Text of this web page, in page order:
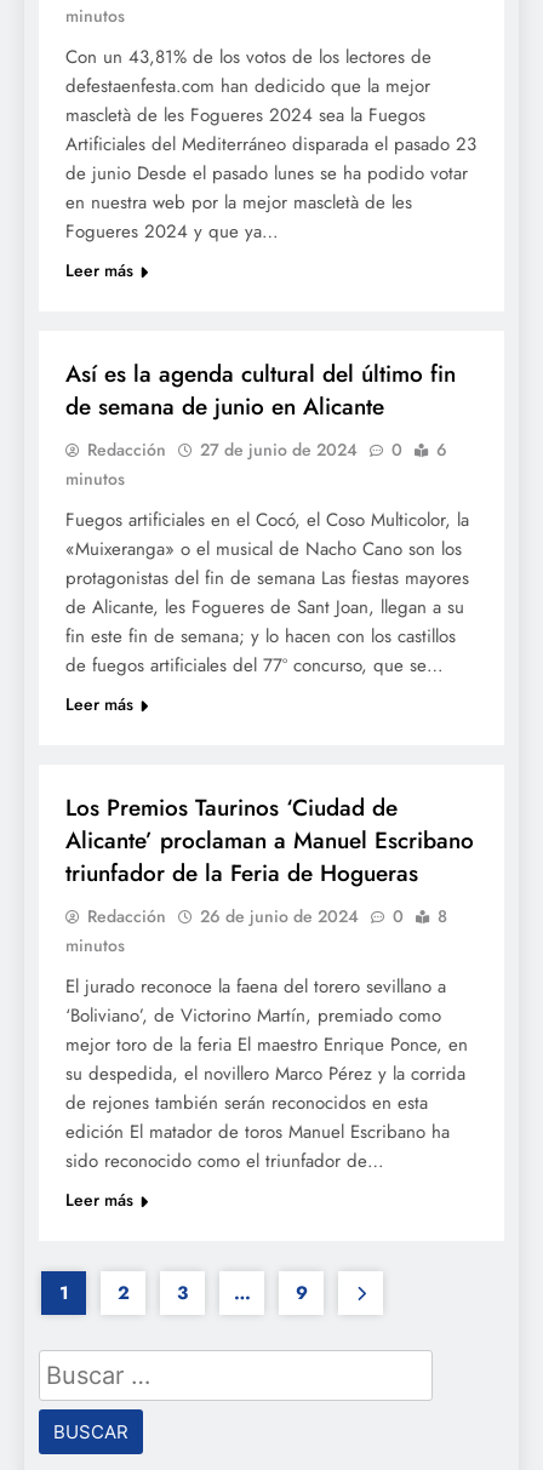
minutos
Con un 43,81% de los votos de los lectores de
defestaenfesta.com han dedicido que la mejor
mascletà de les Fogueres 2024 sea la Fuegos
Artificiales del Mediterráneo disparada el pasado 23
de junio Desde el pasado lunes se ha podido votar
en nuestra web por la mejor mascletà de les
Fogueres 2024 y que ya…
Leer más
Así es la agenda cultural del último fin
de semana de junio en Alicante
Redacción 27 de junio de 2024 0
6
minutos
Fuegos artificiales en el Cocó, el Coso Multicolor, la
«Muixeranga» o el musical de Nacho Cano son los
protagonistas del fin de semana Las fiestas mayores
de Alicante, les Fogueres de Sant Joan, llegan a su
fin este fin de semana; y lo hacen con los castillos
de fuegos artificiales del 77º concurso, que se…
Leer más
Los Premios Taurinos ‘Ciudad de
Alicante’ proclaman a Manuel Escribano
triunfador de la Feria de Hogueras
Redacción 26 de junio de 2024 0
8
minutos
El jurado reconoce la faena del torero sevillano a
‘Boliviano’, de Victorino Martín, premiado como
mejor toro de la feria El maestro Enrique Ponce, en
su despedida, el novillero Marco Pérez y la corrida
de rejones también serán reconocidos en esta
edición El matador de toros Manuel Escribano ha
sido reconocido como el triunfador de…
Leer más
1 2 3 … 9
Buscar: